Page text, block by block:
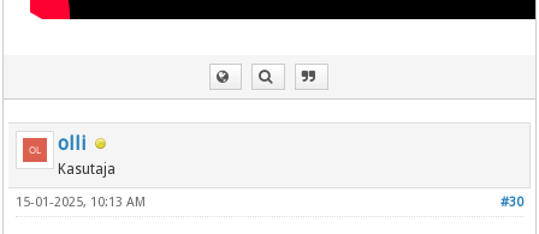
olli
Kasutaja
#30
15-01-2025, 10:13 AM